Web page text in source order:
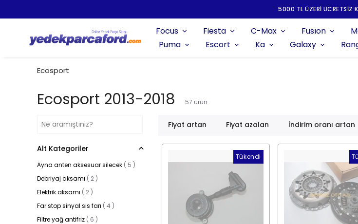
5000 TL ÜZERI ÜCRETSIZ
Focus Fiesta C-Max Fusıon
Puma
Escort Ka Galaxy
Ecosport
Ecosport 2013-2018 57 ürün
Fiyat artan Fiyat azalan İndirim oranı artan
Alt Kategoriler
Ayna anten aksesuar silecek ( 5 )
Debriyaj aksamı ( 2 )
Elektrik aksamı ( 2 )
Far stop sinyal sis farı ( 4 )
Filtre yağ antifriz ( 6 )
Tükendi